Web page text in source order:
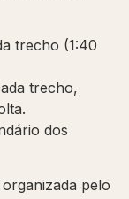
trecho (1:40
trecho,
dos
pelo